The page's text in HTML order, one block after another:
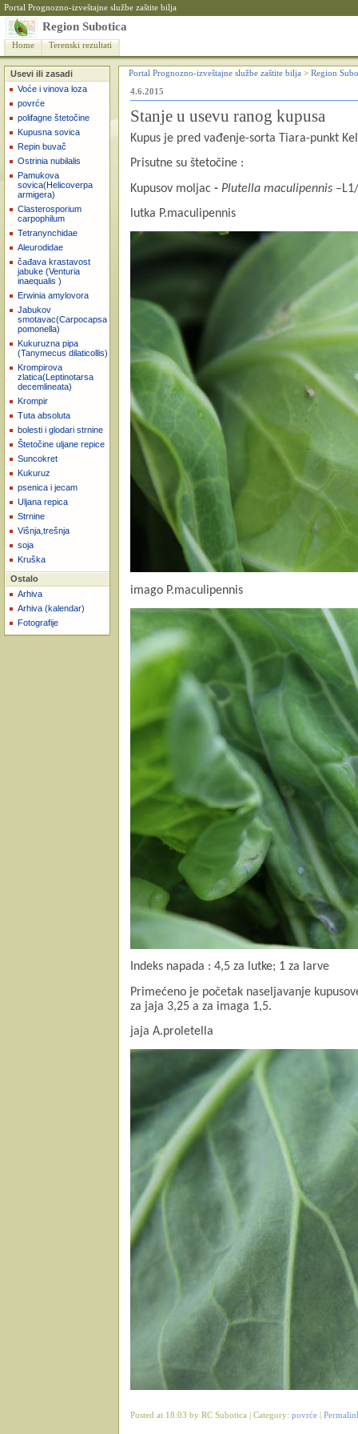
Portal Prognozno-izveštajne službe zaštite bilja
Region Subotica
Home Terenski rezultati
Usevi ili zasadi
Voće i vinova loza
povrće
polifagne štetočine
Kupusna sovica
Repin buvač
Ostrinia nubilalis
Pamukova
sovica(Helicoverpa
armigera)
Clasterosporium
carpophilum
Tetranynchidae
Aleurodidae
čađava krastavost
jabuke (Venturia
inaequalis )
Erwinia amylovora
Jabukov
smotavac(Carpocapsa
pomonella)
Kukuruzna pipa
(Tanymecus dilaticollis)
Krompirova
zlatica(Leptinotarsa
decemlineata)
Krompir
Tuta absoluta
bolesti i glodari strnine
Štetočine uljane repice
Suncokret
Kukuruz
psenica i jecam
Uljana repica
Strnine
Višnja,trešnja
soja
Kruška
Ostalo
Arhiva
Arhiva (kalendar)
Fotografije
Portal Prognozno-izveštajne službe zaštite bilja > Region
4.6.2015
Stanje u usevu ranog kupusa
Kupus je pred vađenje-sorta Tiara-punkt
Prisutne su štetočine :
Kupusov moljac - Plutella maculipennis
lutka P.maculipennis
imago P.maculipennis
Indeks napada : 4,5 za lutke; 1 za larve
Primećeno je početak naseljavanje
za jaja 3,25 a za imaga 1,5.
jaja A.proletella
Posted at 18:03 by RC Subotica | Category: povrće